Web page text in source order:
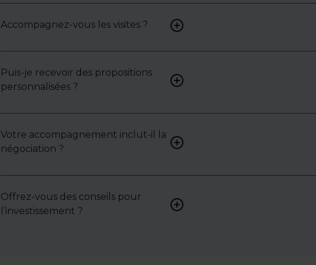
Accompagnez-vous les visites ?
Oui, nous organisons les
mettons en lumière ses
Puis-je recevoir des propositions
personnalisées ?
Bien sûr. Nos consultants
selon vos attentes et votre
Votre accompagnement inclut-il la
négociation ?
Oui, nous intervenons
bail ou les conditions de
Offrez-vous des conseils pour
l’investissement ?
Absolument. Nous